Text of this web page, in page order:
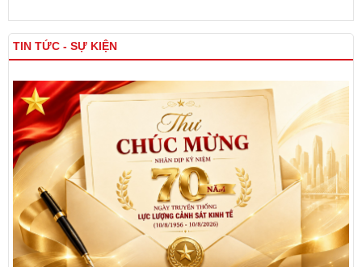
TIN TỨC - SỰ KIỆN